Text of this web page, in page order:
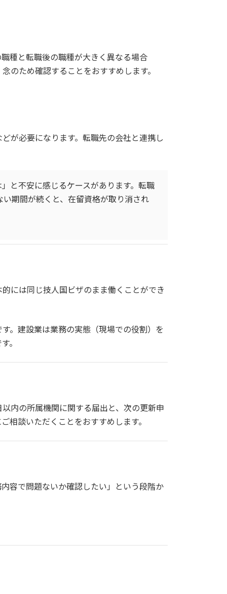
種と転職後の職種が大きく異なる場合
のため確認することをおすすめします。
が必要になります。転職先の会社と連携し
と不安に感じるケースがあります。転職
期間が続くと、在留資格が取り消され
には同じ技人国ビザのまま働くことができ
。建設業は業務の実態（現場での役割）を
。
内の所属機関に関する届出と、次の更新申
相談いただくことをおすすめします。
容で問題ないか確認したい」という段階か